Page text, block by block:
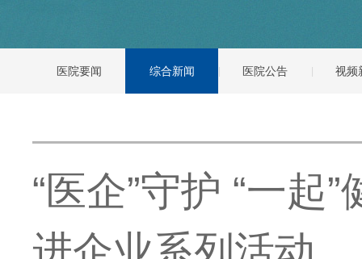
医院要闻 综合新闻 医院公告 视频
“医企”守护 “一